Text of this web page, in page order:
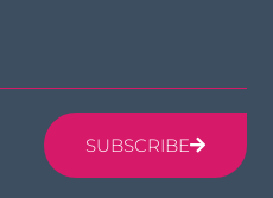
SUBSCRIBE